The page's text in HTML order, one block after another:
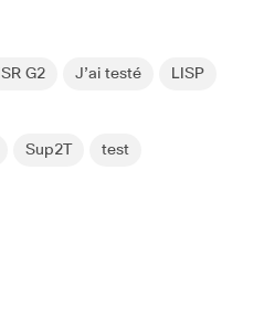
ISR G2 J’ai testé LISP
Sup2T test